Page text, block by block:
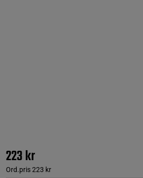
223 kr
Ord.pris223 kr